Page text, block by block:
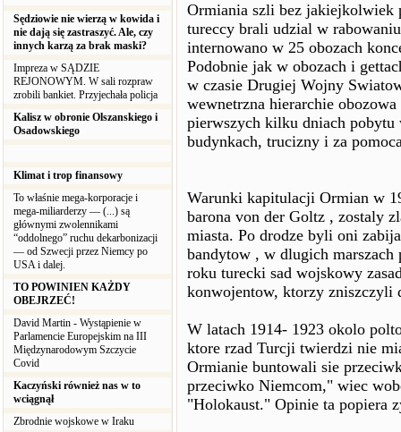
Sędziowie nie wierzą w kowida i
nie dają się zastraszyć. Ale, czy
innych karzą za brak maski?
Impreza w SĄDZIE
REJONOWYM. W sali rozpraw
zrobili bankiet. Przyjechała policja
Kalisz w obronie Olszanskiego i
Osadowskiego
Klimat i trop finansowy
To właśnie mega-korporacje i
mega-miliarderzy — (...) są
głównymi zwolennikami
“oddolnego” ruchu dekarbonizacji
— od Szwecji przez Niemcy po
USA i dalej.
TO POWINIEN KAŻDY
OBEJRZEĆ!
David Martin - Wystąpienie w
Parlamencie Europejskim na III
Międzynarodowym Szczycie
Covid
Kaczyński również nas w to
wciągnął
Zbrodnie wojskowe w Iraku
Ormiania szli bez jakiejkolwiek
tureccy brali udzial w
internowano w 25 obozach
Podobnie jak w obozach i
w czasie Drugiej Wojny
wewnetrzna hierarchie
pierwszych kilku dniach
budynkach, trucizny i za
Warunki kapitulacji Ormian w
barona von der Goltz , zostaly
miasta. Po drodze byli oni
bandytow , w dlugich
roku turecki sad wojskowy
konwojentow, ktorzy zniszczyli
W latach 1914- 1923 okolo
ktore rzad Turcji twierdzi nie
Ormianie buntowali sie
przeciwko Niemcom," wiec
"Holokaust." Opinie ta popiera